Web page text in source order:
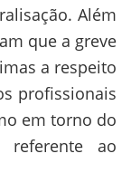
Além
que a greve
a respeito
profissionais
em torno do
referente ao